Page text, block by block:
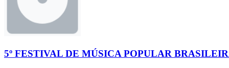
5º FESTIVAL DE MÚSICA POPULAR